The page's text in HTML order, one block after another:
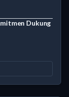
Dukung